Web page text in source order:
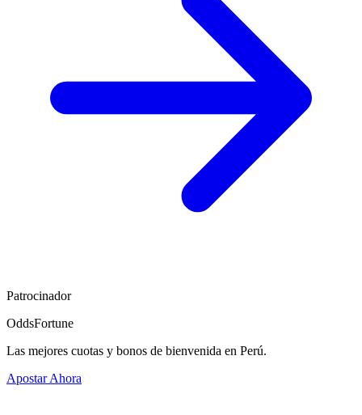
Patrocinador
OddsFortune
Las mejores cuotas y bonos de bienvenida en Perú.
Apostar Ahora